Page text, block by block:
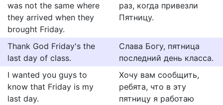
was not the same where
they arrived when they
brought Friday.
раз, когда привезли
Пятницу.
Thank God Friday's the
last day of class.
Слава Богу, пятница
последний день класса.
I wanted you guys to
know that Friday is my
last day.
Хочу вам сообщить,
ребята, что в эту
пятницу я работаю